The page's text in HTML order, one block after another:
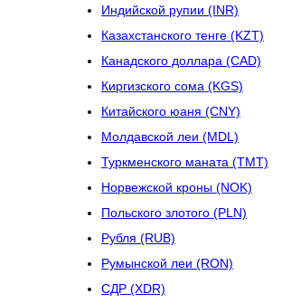
Индийской рупии (INR)
Казахстанского тенге (KZT)
Канадского доллара (CAD)
Киргизского сома (KGS)
Китайского юаня (CNY)
Молдавской леи (MDL)
Туркменского маната (TMT)
Норвежской кроны (NOK)
Польского злотого (PLN)
Рубля (RUB)
Румынской леи (RON)
СДР (XDR)